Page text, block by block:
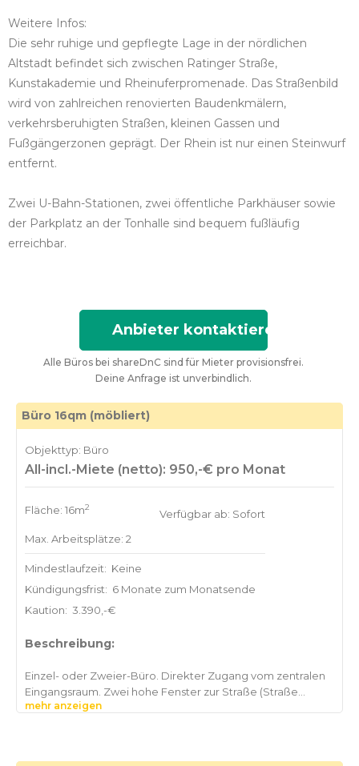
Weitere Infos:
Die sehr ruhige und gepflegte Lage in der nördlichen
Altstadt befindet sich zwischen Ratinger Straße,
Kunstakademie und Rheinuferpromenade. Das Straßenbild
wird von zahlreichen renovierten Baudenkmälern,
verkehrsberuhigten Straßen, kleinen Gassen und
Fußgängerzonen geprägt. Der Rhein ist nur einen Steinwurf
entfernt.
Zwei U-Bahn-Stationen, zwei öffentliche Parkhäuser sowie
der Parkplatz an der Tonhalle sind bequem fußläufig
erreichbar.
Anbieter kontaktieren
Alle Büros bei shareDnC sind für Mieter provisionsfrei.
Deine Anfrage ist unverbindlich.
Büro 16qm (möbliert)
Objekttyp: Büro
All-incl.-Miete (netto): 950,-€ pro Monat
Fläche: 16m2
Max. Arbeitsplätze: 2
Verfügbar ab: Sofort
Mindestlaufzeit: Keine
Kündigungsfrist: 6 Monate zum Monatsende
Kaution: 3.390,-€
Beschreibung:
Einzel- oder Zweier-Büro. Direkter Zugang vom zentralen
Eingangsraum. Zwei hohe Fenster zur Straße (Straße
mehr anzeigen